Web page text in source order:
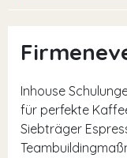
Inhouse
für perfekte
Siebträger